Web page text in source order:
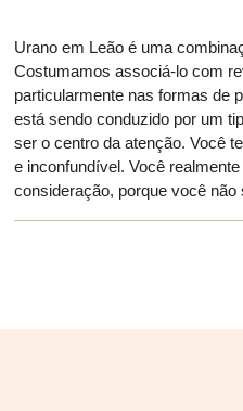
Urano em Leão é uma
Costumamos associá-lo com
particularmente nas formas de
está sendo conduzido por um
ser o centro da atenção. Você
e inconfundível. Você
consideração, porque você